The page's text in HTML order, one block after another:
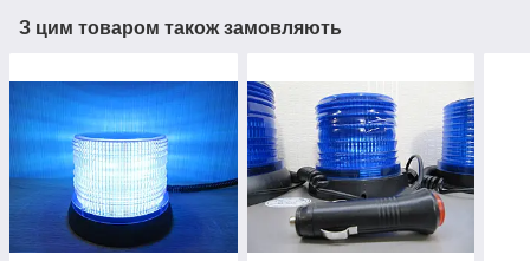
З цим товаром також замовляють